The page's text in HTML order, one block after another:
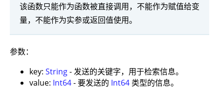
该函数只能作为函数被直接调用，不能作为赋值给变
量，不能作为实参或返回值使用。
参数：
key: String- 发送的关键字，用于检索信息。
value: Int64- 要发送的 Int64 类型的信息。